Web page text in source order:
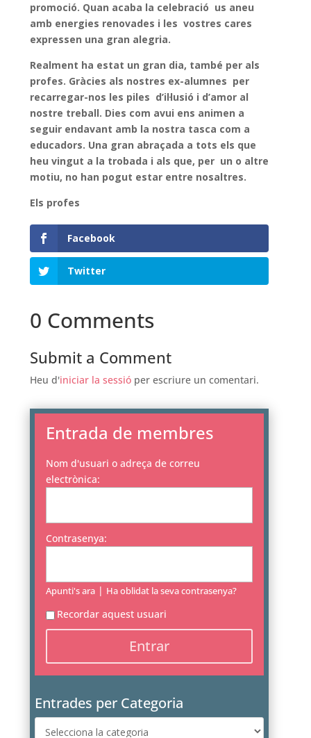
promoció. Quan acaba la celebració us aneu
amb energies renovades i les vostres cares
expressen una gran alegria.
Realment ha estat un gran dia, també per als
profes. Gràcies als nostres ex-alumnes per
recarregar-nos les piles d’il·lusió i d’amor al
nostre treball. Dies com avui ens animen a
seguir endavant amb la nostra tasca com a
educadors. Una gran abraçada a tots els que
heu vingut a la trobada i als que, per un o altre
motiu, no han pogut estar entre nosaltres.
Els profes
Facebook
Twitter
0 Comments
Submit a Comment
Heu d'iniciar la sessió per escriure un comentari.
Entrada de membres
Nom d'usuari o adreça de correu
electrònica:
Contrasenya:
Apunti's ara | Ha oblidat la seva contrasenya?
Recordar aquest usuari
Entrades per Categoria